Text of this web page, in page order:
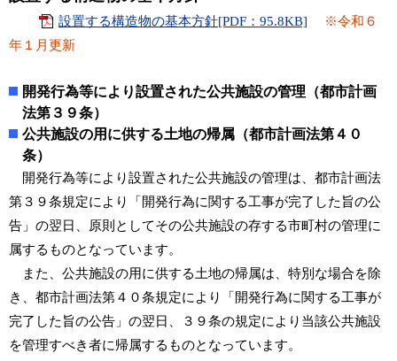
設置する構造物の基本方針[PDF：95.8KB]
※令和６
年１月更新
開発行為等により設置された公共施設の管理（都市計画
法第３９条）
公共施設の用に供する土地の帰属（都市計画法第４０
条）
開発行為等により設置された公共施設の管理は、都市計画法
第３９条規定により「開発行為に関する工事が完了した旨の公
告」の翌日、原則としてその公共施設の存する市町村の管理に
属するものとなっています。
また、公共施設の用に供する土地の帰属は、特別な場合を除
き、都市計画法第４０条規定により「開発行為に関する工事が
完了した旨の公告」の翌日、３９条の規定により当該公共施設
を管理すべき者に帰属するものとなっています。